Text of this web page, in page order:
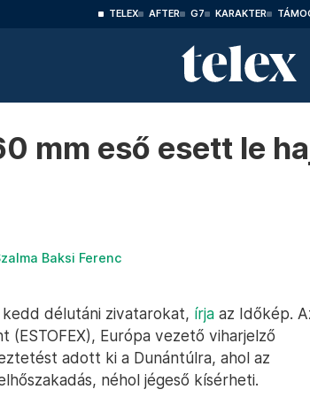
TELEX AFTER G7 KARAKTER
mm eső esett le
Baksi Ferenc
délutáni zivatarokat, írja az Időkép.
(ESTOFEX), Európa vezető viharjelző
adott ki a Dunántúlra, ahol az
néhol jégeső kísérheti.